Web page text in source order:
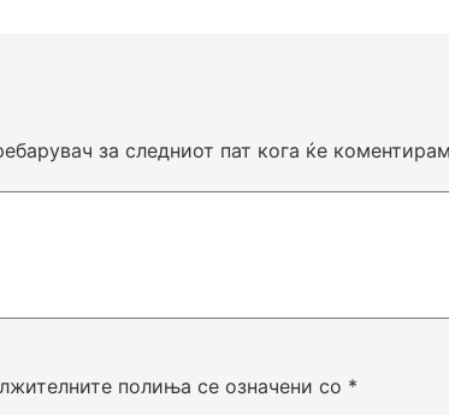
полиња се означени со *
за следниот пат кога ќе